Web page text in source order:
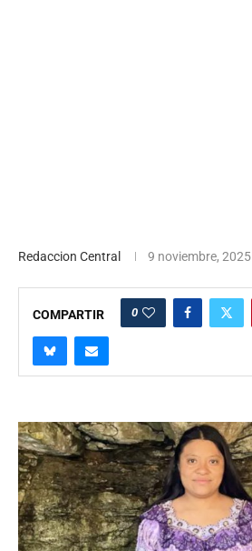
Redaccion Central 9 noviembre, 2025
COMPARTIR 0